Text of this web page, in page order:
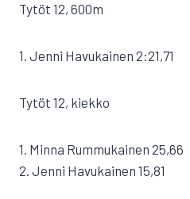
Tytöt 12, 600m
1. Jenni Havukainen 2:21,71
Tytöt 12, kiekko
1. Minna Rummukainen 25,66
2. Jenni Havukainen 15,81